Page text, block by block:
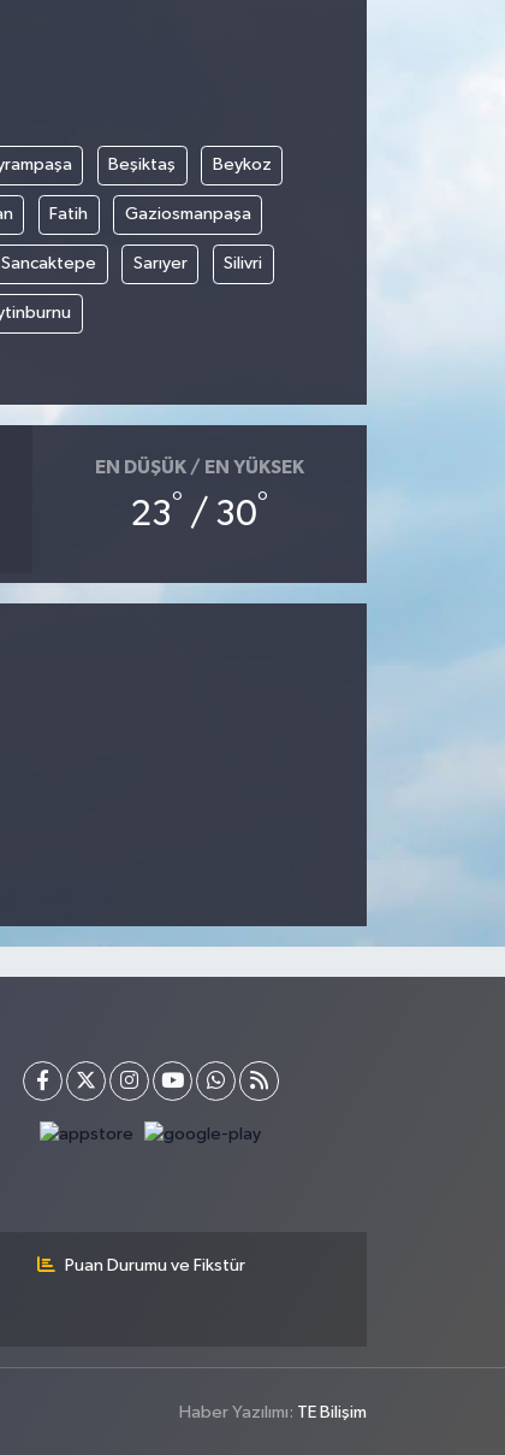
Beşiktaş Beykoz
Fatih Gaziosmanpaşa
Sancaktepe Sarıyer Silivri
EN DÜŞÜK / EN YÜKSEK
23° / 30°
Puan Durumu ve Fikstür
Haber Yazılımı: TE Bilişim